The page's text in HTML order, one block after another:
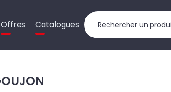
Offres Catalogues